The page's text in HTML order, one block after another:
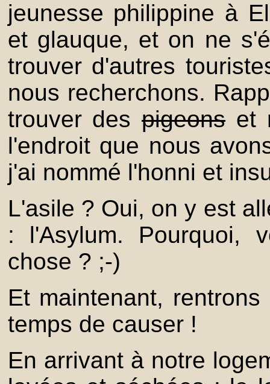
jeunesse philippine à
et glauque, et on ne
trouver d'autres
nous recherchons.
trouver despigeons et
l'endroit que nous
j'ai nommé l'honni et
L'asile ? Oui, on y est
: l'Asylum. Pourquoi,
chose ? ;-)
Et maintenant,
temps de causer !
En arrivant à notre